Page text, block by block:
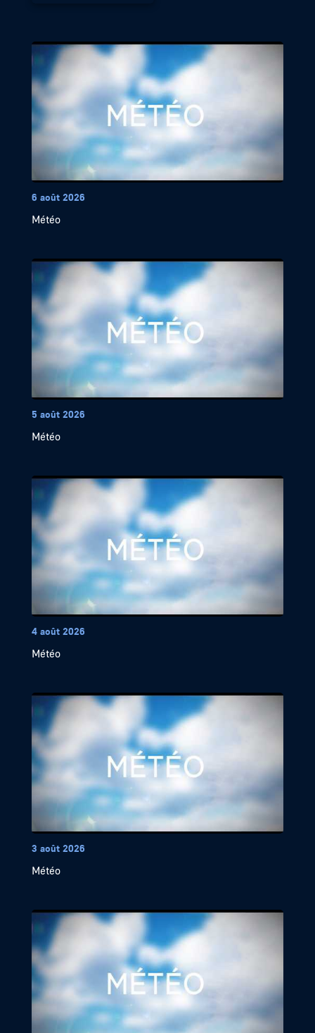
6 août 2026
Météo
5 août 2026
Météo
4 août 2026
Météo
3 août 2026
Météo